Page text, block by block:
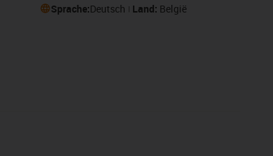
Sprache:Deutsch Land: België